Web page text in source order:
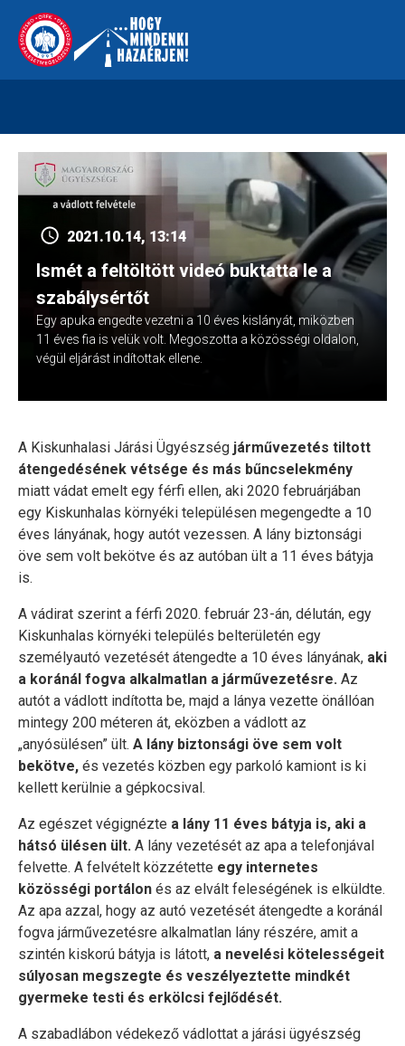
content
kreszvaltozas.hu
2021.10.14, 13:14
Ismét a feltöltött videó buktatta le a
szabálysértőt
Egy apuka engedte vezetni a 10 éves kislányát, miközben
11 éves fia is velük volt. Megoszotta a közösségi oldalon,
végül eljárást indítottak ellene.
A Kiskunhalasi Járási Ügyészség járművezetés tiltott
átengedésének vétsége és más bűncselekmény
miatt vádat emelt egy férfi ellen, aki 2020 februárjában
egy Kiskunhalas környéki településen megengedte a 10
éves lányának, hogy autót vezessen. A lány biztonsági
öve sem volt bekötve és az autóban ült a 11 éves bátyja
is.
A vádirat szerint a férfi 2020. február 23-án, délután, egy
Kiskunhalas környéki település belterületén egy
személyautó vezetését átengedte a 10 éves lányának, aki
a koránál fogva alkalmatlan a járművezetésre. Az
autót a vádlott indította be, majd a lánya vezette önállóan
mintegy 200 méteren át, eközben a vádlott az
„anyósülésen” ült. A lány biztonsági öve sem volt
bekötve, és vezetés közben egy parkoló kamiont is ki
kellett kerülnie a gépkocsival.
Az egészet végignézte a lány 11 éves bátyja is, aki a
hátsó ülésen ült. A lány vezetését az apa a telefonjával
felvette. A felvételt közzétette egy internetes
közösségi portálon és az elvált feleségének is elküldte.
Az apa azzal, hogy az autó vezetését átengedte a koránál
fogva járművezetésre alkalmatlan lány részére, amit a
szintén kiskorú bátyja is látott, a nevelési kötelességeit
súlyosan megszegte és veszélyeztette mindkét
gyermeke testi és erkölcsi fejlődését.
A szabadlábon védekező vádlottat a járási ügyészség